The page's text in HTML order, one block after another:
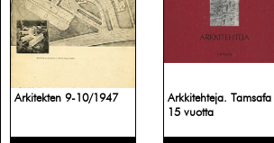
Arkitekten 9-10/1947
Arkkitehteja. Tamsafa
15 vuotta